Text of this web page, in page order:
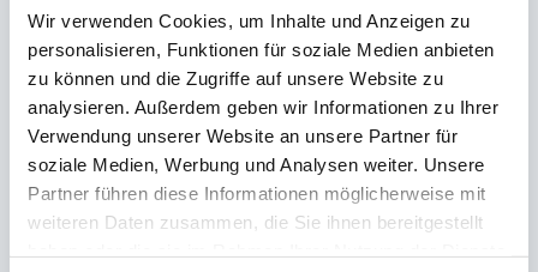
Wir verwenden Cookies, um Inhalte und Anzeigen zu
personalisieren, Funktionen für soziale Medien anbieten
zu können und die Zugriffe auf unsere Website zu
analysieren. Außerdem geben wir Informationen zu Ihrer
Verwendung unserer Website an unsere Partner für
soziale Medien, Werbung und Analysen weiter. Unsere
Partner führen diese Informationen möglicherweise mit
weiteren Daten zusammen, die Sie ihnen bereitgestellt
Die Gründungsoffensive Bergstraße unterstützt
Gründer/innen, Startups und Nachfolgeinteressierte
auf ihrem Weg zum erfolgreichen Start – fokussiert,
lösungsorientiert und vernetzt in der gesamten
Wirtschaftsregion Bergstraße.
Mehr zur Gründungsoffensive Bergstraße